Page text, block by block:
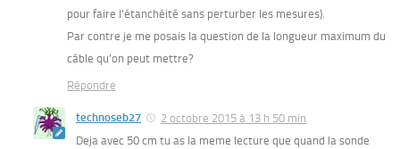
pour faire l’étanchéité sans perturber les mesures).
Par contre je me posais la question de la longueur maximum du
câble qu’on peut mettre?
Répondre
technoseb27
2 octobre 2015 à 13 h 50 min
Deja avec 50 cm tu as la meme lecture que quand la sonde